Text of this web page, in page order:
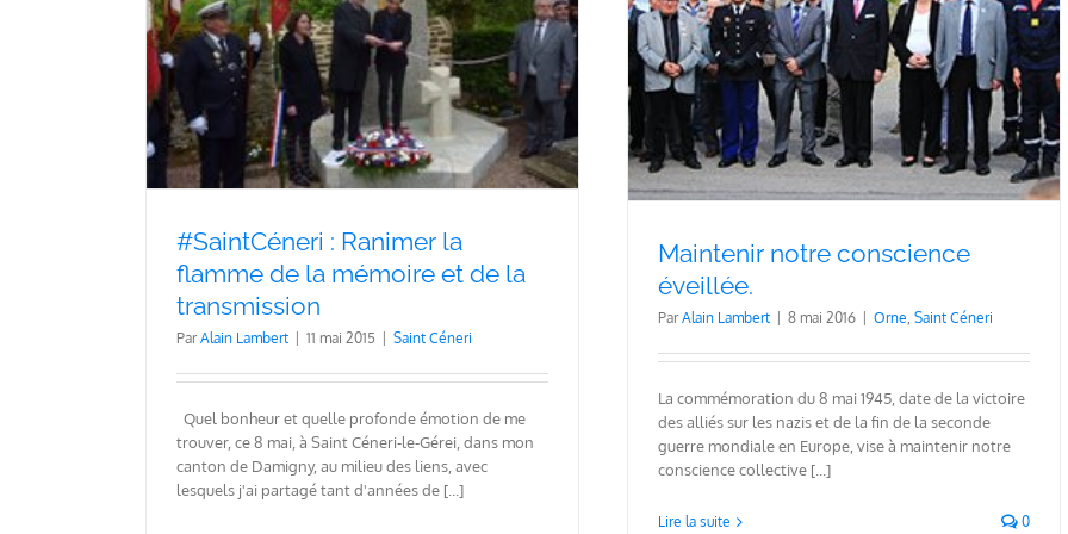
Maintenir notre conscience éveillée.
Orne Saint Céneri
Maintenir notre conscience
éveillée.
ParAlain Lambert 8 mai 2016 Orne, Saint Céneri
La commémoration du 8 mai 1945, date de la victoire
des alliés sur les nazis et de la fin de la seconde
guerre mondiale en Europe, vise à maintenir notre
conscience collective [...]
Lire la suite 0
#SaintCéneri : Ranimer la
flamme de la mémoire et de la
transmission
ParAlain Lambert 11 mai 2015 Saint Céneri
Quel bonheur et quelle profonde émotion de me
trouver, ce 8 mai, à Saint Céneri-le-Gérei, dans mon
canton de Damigny, au milieu des liens, avec
lesquels j'ai partagé tant d'années de [...]